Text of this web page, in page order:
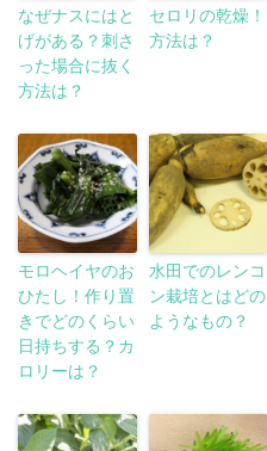
なぜナスにはと
げがある？刺さ
った場合に抜く
方法は？
セロリの乾燥！
方法は？
モロヘイヤのお
ひたし！作り置
きでどのくらい
日持ちする？カ
ロリーは？
水田でのレンコ
ン栽培とはどの
ようなもの？